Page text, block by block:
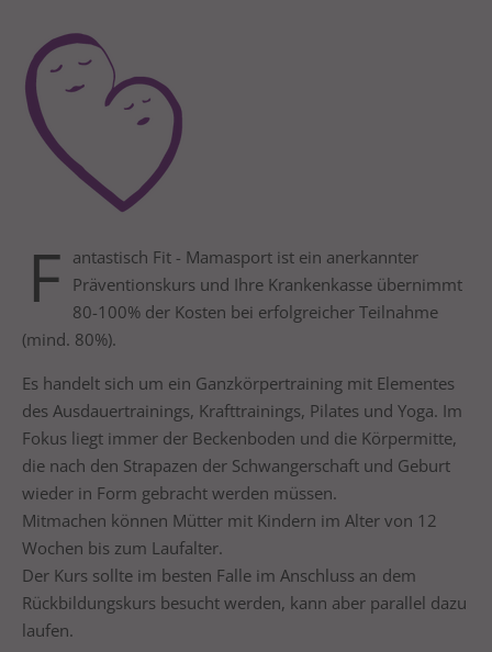
24h/ 365days
We offer support for our customers
Mon - Fri 8:00am - 5:00pm
Get in touch
Cybersteel Inc.
376-293 City Road, Suite 600
San Francisco, CA 94102
Have any questions?
+44 1234 567 890
Drop us a line
info@yourdomain.com
About us
Lorem ipsum dolor sit amet, consectetuer
F antastisch Fit - Mamasport ist ein anerkannter
Präventionskurs und Ihre Krankenkasse übernimmt
80-100% der Kosten bei erfolgreicher Teilnahme
(mind. 80%).
Es handelt sich um ein Ganzkörpertraining mit Elementes
des Ausdauertrainings, Krafttrainings, Pilates und Yoga. Im
Fokus liegt immer der Beckenboden und die Körpermitte,
die nach den Strapazen der Schwangerschaft und Geburt
wieder in Form gebracht werden müssen.
Mitmachen können Mütter mit Kindern im Alter von 12
Wochen bis zum Laufalter.
Der Kurs sollte im besten Falle im Anschluss an dem
Rückbildungskurs besucht werden, kann aber parallel dazu
laufen.